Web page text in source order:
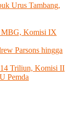
Urus Tambang,
MBG, Komisi IX
Parsons hingga
Triliun, Komisi II
Pemda